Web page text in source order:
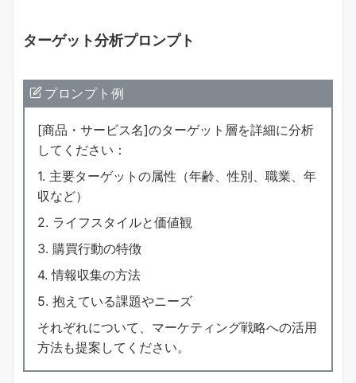
ターゲット分析プロンプト
プロンプト例
[商品・サービス名]のターゲット層を詳細に分析
してください：
1. 主要ターゲットの属性（年齢、性別、職業、年
収など）
2. ライフスタイルと価値観
3. 購買行動の特徴
4. 情報収集の方法
5. 抱えている課題やニーズ
それぞれについて、マーケティング戦略への活用
方法も提案してください。